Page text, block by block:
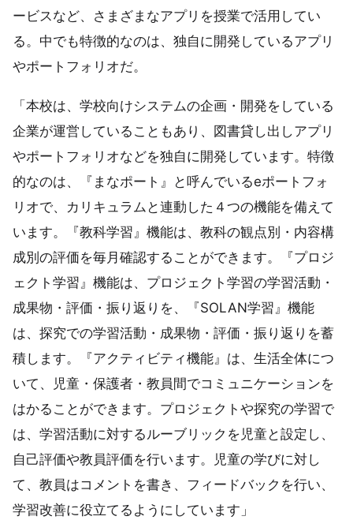
ービスなど、さまざまなアプリを授業で活用してい
る。中でも特徴的なのは、独自に開発しているアプリ
やポートフォリオだ。
「本校は、学校向けシステムの企画・開発をしている
企業が運営していることもあり、図書貸し出しアプリ
やポートフォリオなどを独自に開発しています。特徴
的なのは、『まなポート』と呼んでいるeポートフォ
リオで、カリキュラムと連動した４つの機能を備えて
います。『教科学習』機能は、教科の観点別・内容構
成別の評価を毎月確認することができます。『プロジ
ェクト学習』機能は、プロジェクト学習の学習活動・
成果物・評価・振り返りを、『SOLAN学習』機能
は、探究での学習活動・成果物・評価・振り返りを蓄
積します。『アクティビティ機能』は、生活全体につ
いて、児童・保護者・教員間でコミュニケーションを
はかることができます。プロジェクトや探究の学習で
は、学習活動に対するルーブリックを児童と設定し、
自己評価や教員評価を行います。児童の学びに対し
て、教員はコメントを書き、フィードバックを行い、
学習改善に役立てるようにしています」